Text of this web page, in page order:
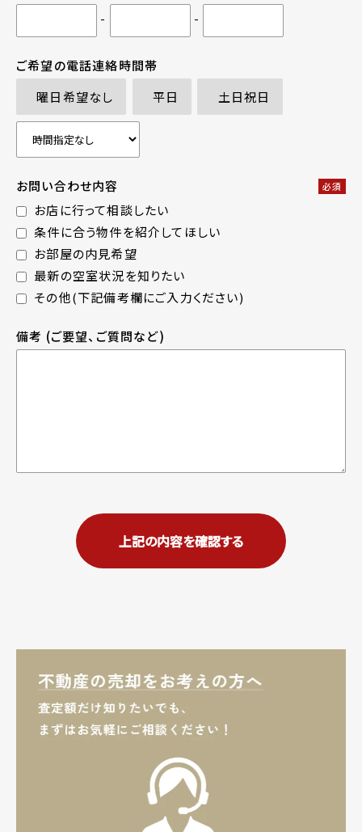
-
-
ご希望の電話連絡時間帯
曜日希望なし
平日 土日祝日
お問い合わせ内容 必須
お店に行って相談したい
条件に合う物件を紹介してほしい
お部屋の内見希望
最新の空室状況を知りたい
その他(下記備考欄にご入力ください)
備考 (ご要望、ご質問など)